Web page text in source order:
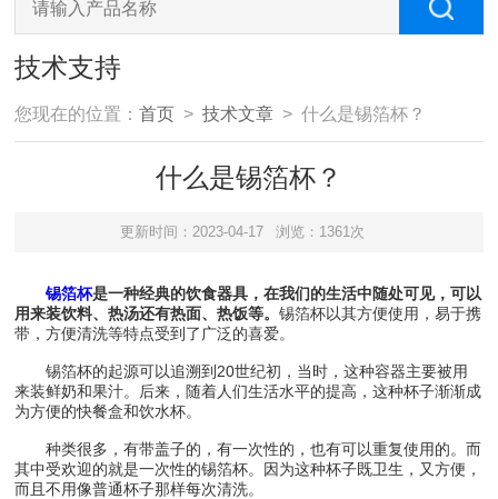
技术支持
您现在的位置：首页 >技术文章 > 什么是锡箔杯？
什么是锡箔杯？
更新时间：2023-04-17 浏览：1361次
锡箔杯是一种经典的饮食器具，在我们的生活中随处可见，可以
用来装饮料、热汤还有热面、热饭等。锡箔杯以其方便使用，易于携
带，方便清洗等特点受到了广泛的喜爱。
锡箔杯的起源可以追溯到20世纪初，当时，这种容器主要被用
来装鲜奶和果汁。后来，随着人们生活水平的提高，这种杯子渐渐成
为方便的快餐盒和饮水杯。
种类很多，有带盖子的，有一次性的，也有可以重复使用的。而
其中受欢迎的就是一次性的锡箔杯。因为这种杯子既卫生，又方便，
而且不用像普通杯子那样每次清洗。